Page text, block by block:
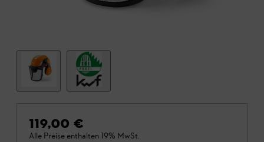
119,00 €
Alle Preise enthalten 19% MwSt.